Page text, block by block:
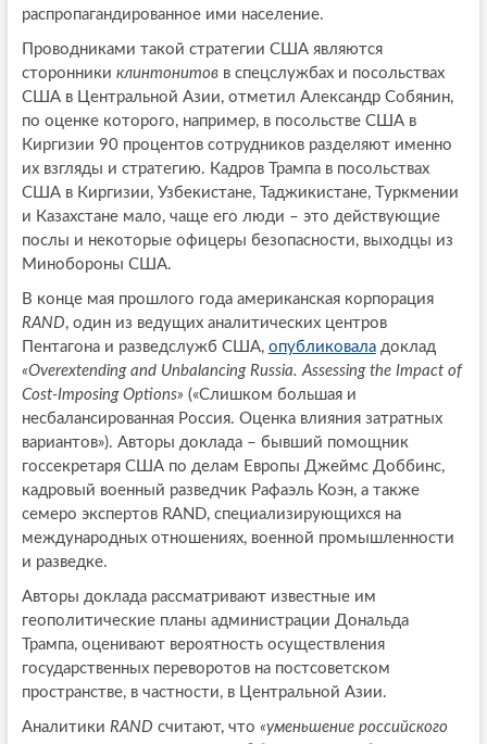
распропагандированное ими население.
Проводниками такой стратегии США являются
сторонники клинтонитовв спецслужбах и посольствах
США в Центральной Азии, отметил Александр Собянин,
по оценке которого, например, в посольстве США в
Киргизии 90 процентов сотрудников разделяют именно
их взгляды и стратегию. Кадров Трампа в посольствах
США в Киргизии, Узбекистане, Таджикистане, Туркмении
и Казахстане мало, чаще его люди – это действующие
послы и некоторые офицеры безопасности, выходцы из
Минобороны США.
В конце мая прошлого года американская корпорация
RAND, один из ведущих аналитических центров
Пентагона и разведслужб США, опубликоваладоклад
«Overextending and Unbalancing Russia. Assessing the Impact of
Cost-Imposing Options» («Слишком большая и
несбалансированная Россия. Оценка влияния затратных
вариантов»). Авторы доклада – бывший помощник
госсекретаря США по делам Европы Джеймс Доббинс,
кадровый военный разведчик Рафаэль Коэн, а также
семеро экспертов RAND, специализирующихся на
международных отношениях, военной промышленности
и разведке.
Авторы доклада рассматривают известные им
геополитические планы администрации Дональда
Трампа, оценивают вероятность осуществления
государственных переворотов на постсоветском
пространстве, в частности, в Центральной Азии.
Аналитики RAND считают, что «уменьшение российского